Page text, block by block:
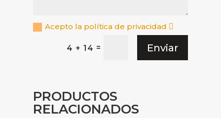
Acepto la política de privacidad
4 + 14 = Enviar
PRODUCTOS
RELACIONADOS